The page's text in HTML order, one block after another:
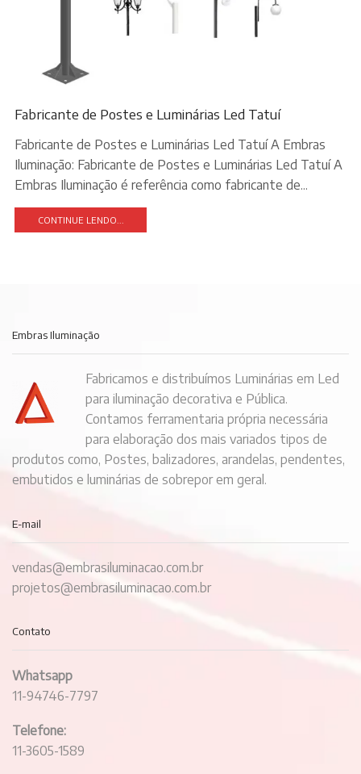
Fabricante de Postes e Luminárias Led Tatuí
Fabricante de Postes e Luminárias Led Tatuí A Embras
Iluminação: Fabricante de Postes e Luminárias Led Tatuí A
Embras Iluminação é referência como fabricante de...
CONTINUE LENDO...
Embras Iluminação
Fabricamos e distribuímos Luminárias em Led
para iluminação decorativa e Pública.
Contamos ferramentaria própria necessária
para elaboração dos mais variados tipos de
produtos como, Postes, balizadores, arandelas, pendentes,
embutidos e luminárias de sobrepor em geral.
E-mail
vendas@embrasiluminacao.com.br
projetos@embrasiluminacao.com.br
Contato
Whatsapp
11-94746-7797
Telefone:
11-3605-1589